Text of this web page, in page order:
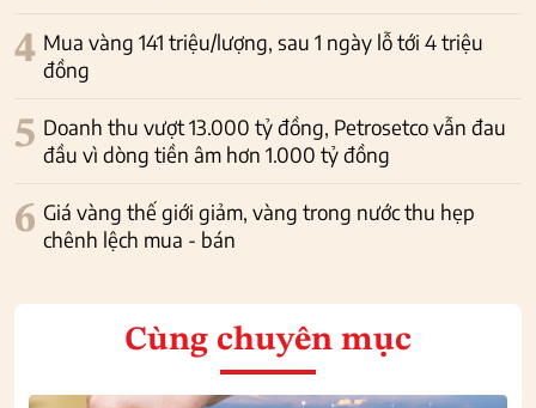
4 Mua vàng 141 triệu/lượng, sau 1 ngày lỗ tới 4 triệu
đồng
5 Doanh thu vượt 13.000 tỷ đồng, Petrosetco vẫn đau
đầu vì dòng tiền âm hơn 1.000 tỷ đồng
6 Giá vàng thế giới giảm, vàng trong nước thu hẹp
chênh lệch mua - bán
Cùng chuyên mục